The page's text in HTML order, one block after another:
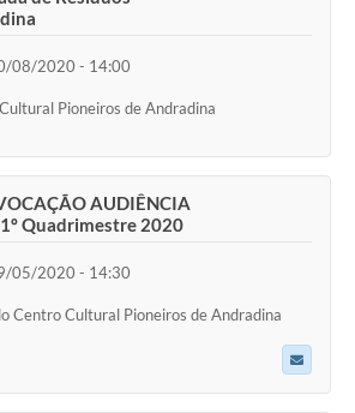
08/2020 - 14:00
Pioneiros de Andradina
AUDIÊNCIA
Quadrimestre 2020
05/2020 - 14:30
Centro Cultural Pioneiros de Andradina